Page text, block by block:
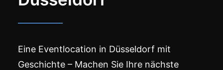
Eine Eventlocation in Düsseldorf mit
Geschichte – Machen Sie Ihre nächste